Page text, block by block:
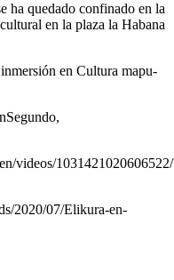
ha quedado confinado en la
en la plaza la Habana
en Cultura mapu-
videos/
2020/07/Elikura-en-